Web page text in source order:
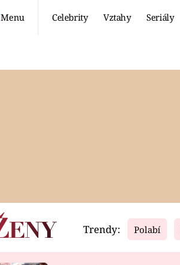
Menu Celebrity Vztahy Seriály
Video
Trendy: Polabí